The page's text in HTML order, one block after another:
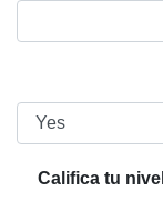
Califica tu